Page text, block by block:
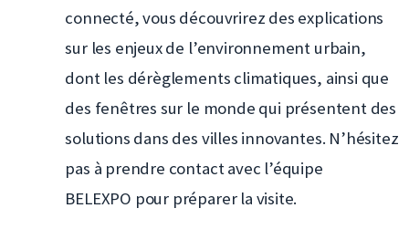
connecté, vous découvrirez des explications
sur les enjeux de l’environnement urbain,
dont les dérèglements climatiques, ainsi que
des fenêtres sur le monde qui présentent des
solutions dans des villes innovantes. N’hésitez
pas à prendre contact avec l’équipe
BELEXPO pour préparer la visite.